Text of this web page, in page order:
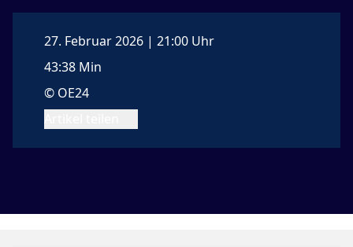
27. Februar 2026 | 21:00 Uhr
43:38 Min
© OE24